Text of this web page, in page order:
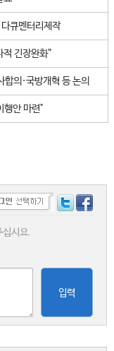
큐멘터리제작
긴장완화”
의·국방개혁 등 논의
행안 마련"
십시요.
입력